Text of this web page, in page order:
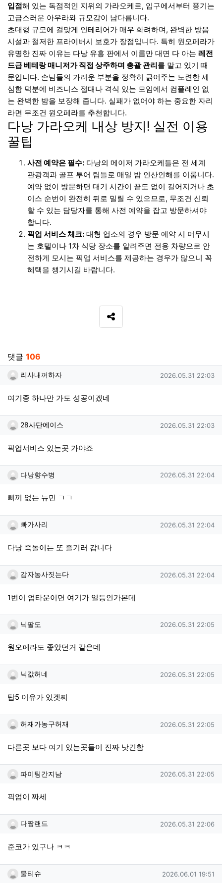
입점해 있는 독점적인 지위의 가라오케로, 입구에서부터 풍기는
고급스러운 아우라와 규모감이 남다릅니다.
초대형 규모에 걸맞게 인테리어가 매우 화려하며, 완벽한 방음
시설과 철저한 프라이버시 보호가 장점입니다. 특히 원오페라가
유명한 진짜 이유는 다낭 유흥 판에서 이름만 대면 다 아는 레전
드급 베테랑 매니저가 직접 상주하며 총괄 관리를 맡고 있기 때
문입니다. 손님들의 가려운 부분을 정확히 긁어주는 노련한 세
심함 덕분에 비즈니스 접대나 격식 있는 모임에서 컴플레인 없
는 완벽한 밤을 보장해 줍니다. 실패가 없어야 하는 중요한 자리
라면 무조건 원오페라를 추천합니다.
다낭 가라오케 내상 방지! 실전 이용
꿀팁
사전 예약은 필수: 다낭의 메이저 가라오케들은 전 세계
관광객과 골프 투어 팀들로 매일 밤 인산인해를 이룹니다.
예약 없이 방문하면 대기 시간이 끝도 없이 길어지거나 초
이스 순번이 완전히 뒤로 밀릴 수 있으므로, 무조건 신뢰
할 수 있는 담당자를 통해 사전 예약을 잡고 방문하셔야
합니다.
픽업 서비스 체크: 대형 업소의 경우 방문 예약 시 머무시
는 호텔이나 1차 식당 장소를 알려주면 전용 차량으로 안
전하게 모시는 픽업 서비스를 제공하는 경우가 많으니 꼭
혜택을 챙기시길 바랍니다.
SNS 공유
댓글 106
리사내꺼하자님의 댓글
리사내꺼하자 작성일
2026.05.31 22:03
여기중 하나만 가도 성공이겠네
28사단에이스님의 댓글
28사단에이스 작성일
2026.05.31 22:03
픽업서비스 있는곳 가야죠
다낭향수병님의 댓글
다낭향수병 작성일
2026.05.31 22:04
삐끼 없는 뉴민 ㄱㄱ
빠가사리님의 댓글
빠가사리 작성일
2026.05.31 22:04
다낭 죽돌이는 또 즐기러 갑니다
감자농사짓는다님의 댓글
감자농사짓는다 작성일
2026.05.31 22:04
1번이 업타운이면 여기가 일등인가본데
닉팔도님의 댓글
닉팔도 작성일
2026.05.31 22:05
원오페라도 좋았던거 같은데
닉값허네님의 댓글
닉값허네 작성일
2026.05.31 22:05
탑5 이유가 있겟찌
허재가농구허재님의 댓글
허재가농구허재 작성일
2026.05.31 22:05
다른곳 보다 여기 있는곳들이 진짜 낫긴함
파이팅간지남님의 댓글
파이팅간지남 작성일
2026.05.31 22:05
픽업이 짜세
다짱랜드님의 댓글
다짱랜드 작성일
2026.05.31 22:06
준코가 있구나 ㅋㅋ
물티슈님의 댓글
물티슈 작성일
2026.06.01 19:51